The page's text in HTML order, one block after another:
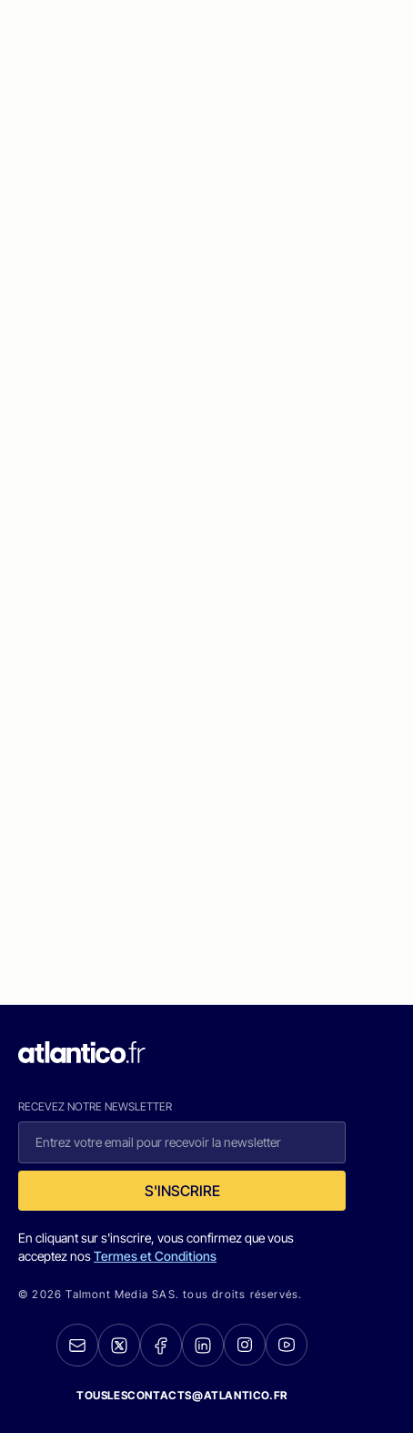
RECEVEZ NOTRE NEWSLETTER
S'INSCRIRE
En cliquant sur s'inscrire, vous confirmez que vous
acceptez nosTermes et Conditions
© 2026 Talmont Media SAS. tous droits réservés.
TOUSLESCONTACTS@ATLANTICO.FR